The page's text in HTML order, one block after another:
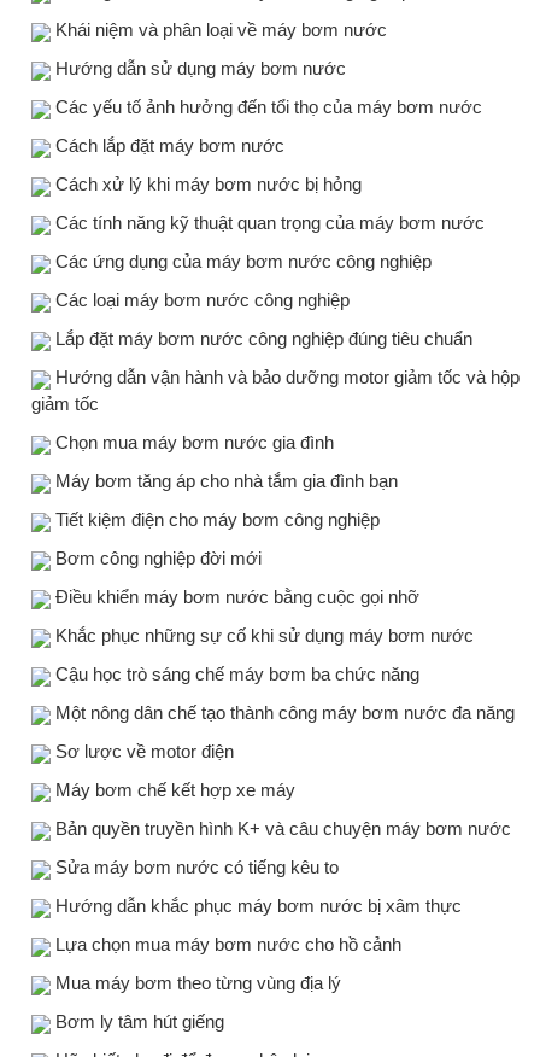
Khái niệm và phân loại về máy bơm nước
Hướng dẫn sử dụng máy bơm nước
Các yếu tố ảnh hưởng đến tổi thọ của máy bơm nước
Cách lắp đặt máy bơm nước
Cách xử lý khi máy bơm nước bị hỏng
Các tính năng kỹ thuật quan trọng của máy bơm nước
Các ứng dụng của máy bơm nước công nghiệp
Các loại máy bơm nước công nghiệp
Lắp đặt máy bơm nước công nghiệp đúng tiêu chuẩn
Hướng dẫn vận hành và bảo dưỡng motor giảm tốc và hộp
giảm tốc
Chọn mua máy bơm nước gia đình
Máy bơm tăng áp cho nhà tắm gia đình bạn
Tiết kiệm điện cho máy bơm công nghiệp
Bơm công nghiệp đời mới
Điều khiển máy bơm nước bằng cuộc gọi nhỡ
Khắc phục những sự cố khi sử dụng máy bơm nước
Cậu học trò sáng chế máy bơm ba chức năng
Một nông dân chế tạo thành công máy bơm nước đa năng
Sơ lược về motor điện
Máy bơm chế kết hợp xe máy
Bản quyền truyền hình K+ và câu chuyện máy bơm nước
Sửa máy bơm nước có tiếng kêu to
Hướng dẫn khắc phục máy bơm nước bị xâm thực
Lựa chọn mua máy bơm nước cho hồ cảnh
Mua máy bơm theo từng vùng địa lý
Bơm ly tâm hút giếng